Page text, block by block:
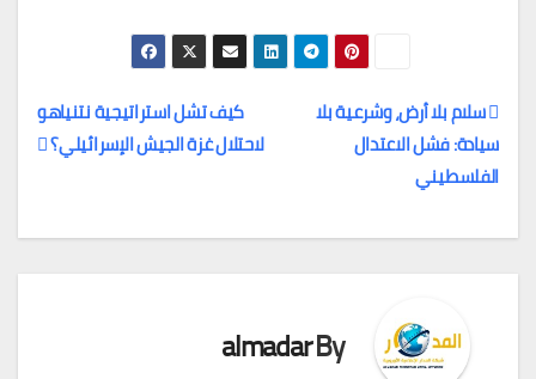
تصفّح
المقالات
كيف تشل استراتيجية نتنياهو
لاحتلال غزة الجيش الإسرائيلي؟
سلام بلا أرض، وشرعية بلا
سيادة: فشل الاعتدال
الفلسطيني
By
almadar